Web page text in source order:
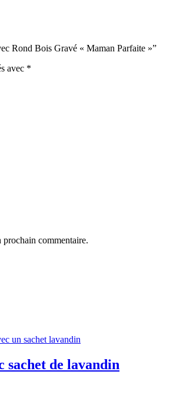
Rond Bois Gravé « Maman Parfaite »”
avec *
commentaire.
sachet de lavandin